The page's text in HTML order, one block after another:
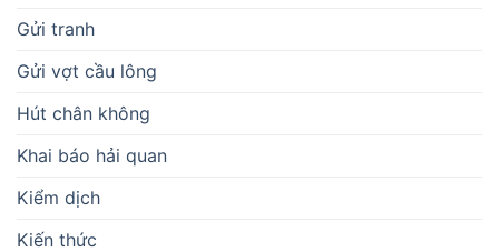
Gửi tranh
Gửi vợt cầu lông
Hút chân không
Khai báo hải quan
Kiểm dịch
Kiến thức